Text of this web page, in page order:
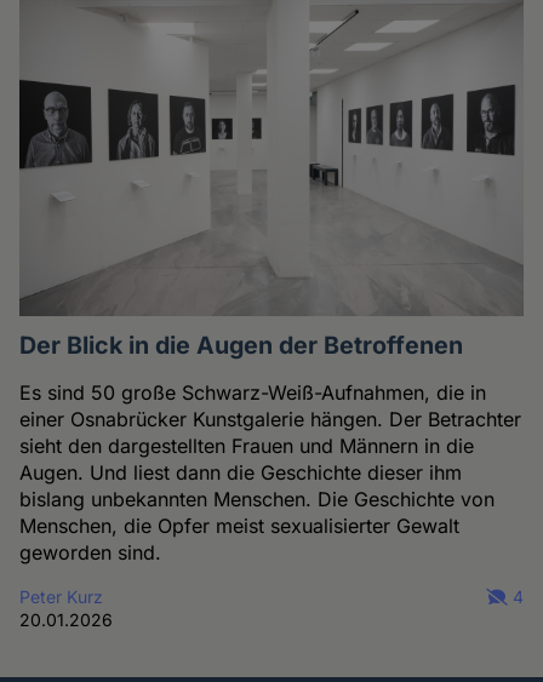
Der Blick in die Augen der Betroffenen
Es sind 50 große Schwarz-Weiß-Aufnahmen, die in
einer Osnabrücker Kunstgalerie hängen. Der Betrachter
sieht den dargestellten Frauen und Männern in die
Augen. Und liest dann die Geschichte dieser ihm
bislang unbekannten Menschen. Die Geschichte von
Menschen, die Opfer meist sexualisierter Gewalt
geworden sind.
Peter Kurz
20.01.2026
4